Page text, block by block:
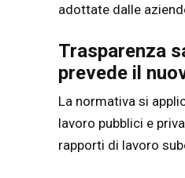
adottate dalle
Trasparenza
prevede il
La normativa si
lavoro pubblici e
rapporti di lavoro